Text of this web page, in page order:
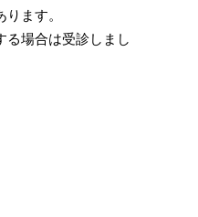
ます。
る場合は受診しまし